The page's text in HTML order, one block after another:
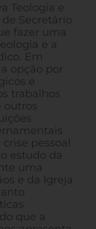
Teologia e
Secretário
fazer uma
e a
Em
opção por
e
trabalhos
outros
pessoal
estudo da
uma
e da Igreja
que a